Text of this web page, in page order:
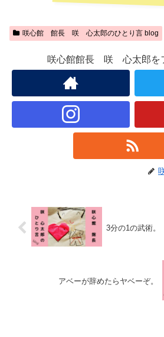
咲心館 館長 咲 心太郎のひとり言 blog
咲心館館長 咲 心太郎を
3分の1の武術。
アベーが辞めたらヤベーぞ。